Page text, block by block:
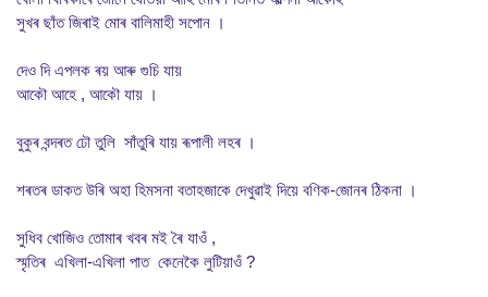
সুখৰ ছাঁত জিৰাই মোৰ বালিমাহী সপোন ।
দেও দি এপলক ৰয় আৰু গুচি যায়
আকৌ আহে , আকৌ যায় ।
বুকুৰ বন্দৰত ঢৌ তুলি সাঁতুৰি যায় ৰূপালী লহৰ ।
শৰতৰ ডাকত উৰি অহা হিমসনা বতাহজাকে দেখুৱাই দিয়ে বণিক-জোনৰ ঠিকনা ।
সুধিব খোজিও তোমাৰ খবৰ মই ৰৈ যাওঁ ,
স্মৃতিৰ এখিলা-এখিলা পাত কেনেকৈ লুটিয়াওঁ ?